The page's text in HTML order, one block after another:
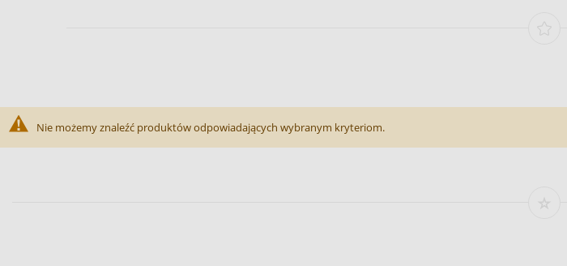
Nie możemy znaleźć produktów odpowiadających wybranym kryteriom.